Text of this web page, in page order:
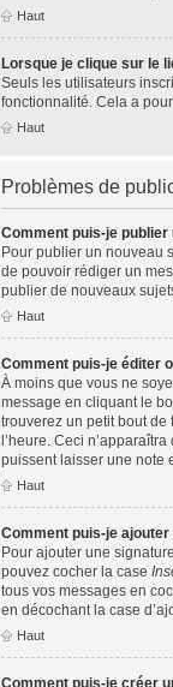
Haut
Lorsque je clique sur le
Seuls les utilisateurs
fonctionnalité. Cela a
Haut
Problèmes de
Comment puis-je
Pour publier un nouveau
de pouvoir rédiger un
publier de nouveaux
Haut
Comment puis-je éditer
À moins que vous ne
message en cliquant le
trouverez un petit bout de
l’heure. Ceci
puissent laisser une note
Haut
Comment puis-je
Pour ajouter une
pouvez cocher la case
tous vos messages en
en décochant la case
Haut
Comment puis-je créer